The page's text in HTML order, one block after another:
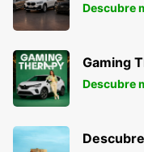
Descubre
Gaming
Descubre